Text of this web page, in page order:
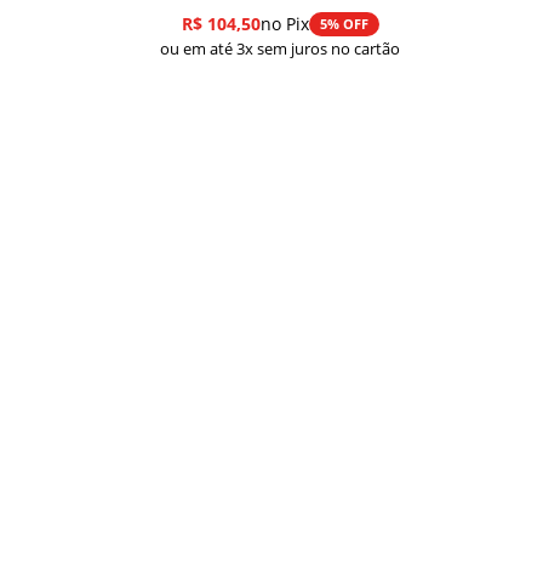
R$104,50no Pix 5% OFF
ou em até 3x sem juros no cartão